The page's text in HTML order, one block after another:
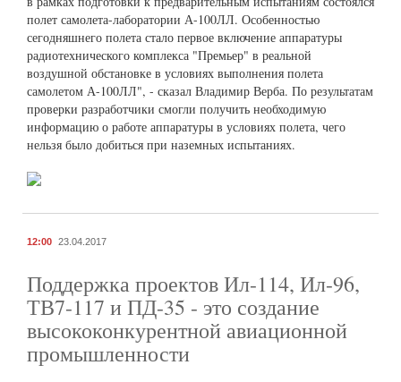
полет самолета-лаборатории А-100ЛЛ. Особенностью
сегодняшнего полета стало первое включение аппаратуры
радиотехнического комплекса "Премьер" в реальной
воздушной обстановке в условиях выполнения полета
самолетом А-100ЛЛ", - сказал Владимир Верба. По результатам
проверки разработчики смогли получить необходимую
информацию о работе аппаратуры в условиях полета, чего
нельзя было добиться при наземных испытаниях.
12:00 23.04.2017
Поддержка проектов Ил-114, Ил-96,
ТВ7-117 и ПД-35 - это создание
высококонкурентной авиационной
промышленности